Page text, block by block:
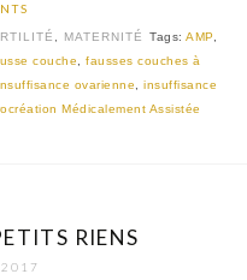
MATERNITÉ Tags: AMP
couche
fausses couches à
ovarienne ,insuffisance
Médicalement Assistée
RIENS